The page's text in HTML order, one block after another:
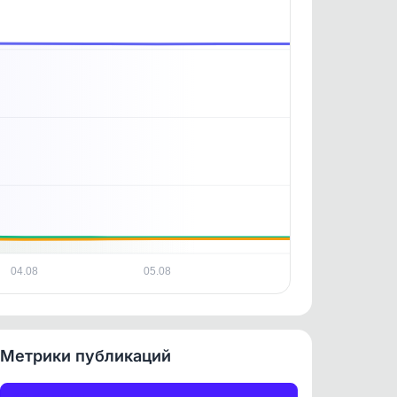
04.08 05.08
Метрики публикаций